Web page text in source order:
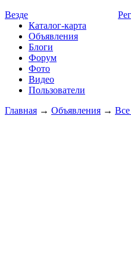
Везде
Каталог-карта
Объявления
Блоги
Форум
Фото
Видео
Пользователи
Главная → Объявления →